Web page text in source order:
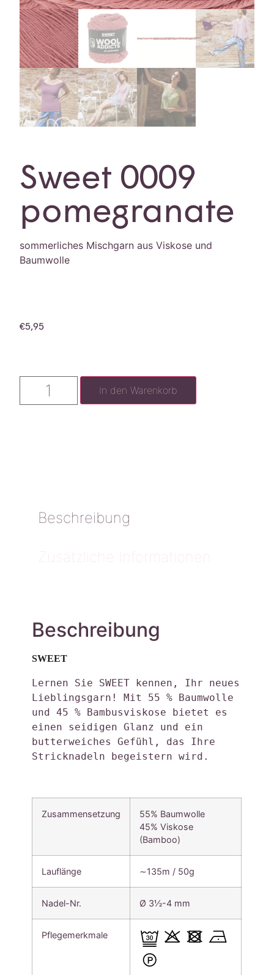
Sweet 0009
pomegranate
sommerliches Mischgarn aus Viskose und
Baumwolle
€5,95
In den Warenkorb
Beschreibung
Zusätzliche Informationen
Beschreibung
SWEET
Lernen Sie SWEET kennen, Ihr neues
Lieblingsgarn! Mit 55 % Baumwolle
und 45 % Bambusviskose bietet es
einen seidigen Glanz und ein
butterweiches Gefühl, das Ihre
Stricknadeln begeistern wird.
Zusammensetzung
55% Baumwolle
45% Viskose
(Bamboo)
Lauflänge ∼135m / 50g
Nadel-Nr. Ø 3½-4 mm
Pflegemerkmale